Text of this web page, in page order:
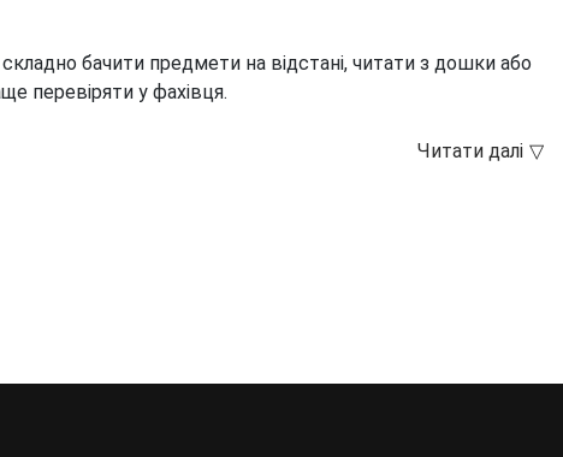
бачити предмети на відстані, читати з дошки або
перевіряти у фахівця.